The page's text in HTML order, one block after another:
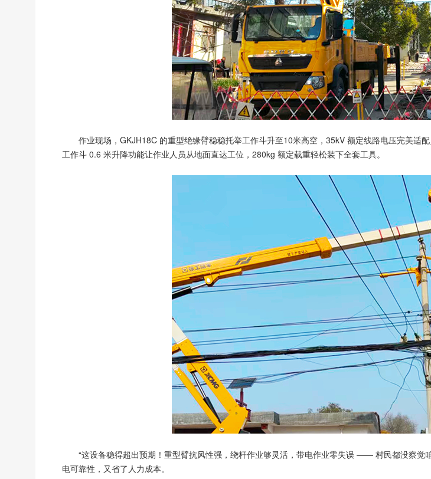
作业现场，GKJH18C 的重型绝缘臂稳稳托举工作斗升至10米高空，35kV 额定线路电压完美适
工作斗 0.6 米升降功能让作业人员从地面直达工位，280kg 额定载重轻松装下全套工具。
“这设备稳得超出预期！重型臂抗风性强，绕杆作业够灵活，带电作业零失误 —— 村民都没察觉
电可靠性，又省了人力成本。